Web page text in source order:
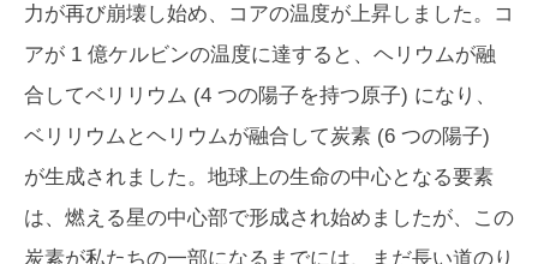
力が再び崩壊し始め、コアの温度が上昇しました。コ
アが 1 億ケルビンの温度に達すると、ヘリウムが融
合してベリリウム (4 つの陽子を持つ原子) になり、
ベリリウムとヘリウムが融合して炭素 (6 つの陽子)
が生成されました。地球上の生命の中心となる要素
は、燃える星の中心部で形成され始めましたが、この
炭素が私たちの一部になるまでには、まだ長い道のり